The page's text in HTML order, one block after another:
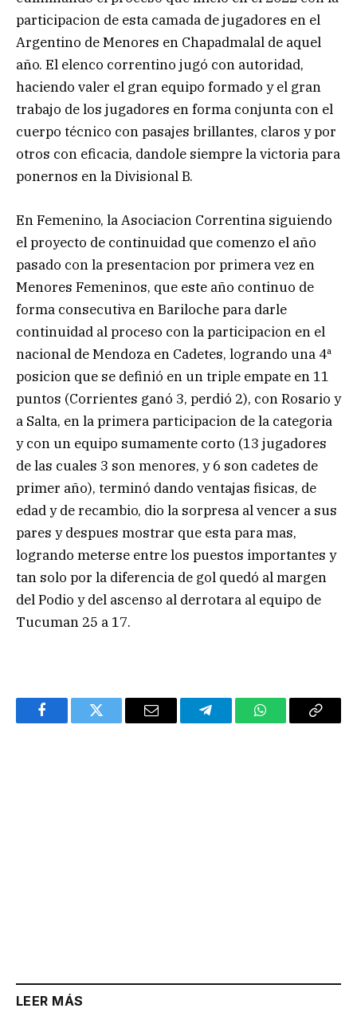
participacion de esta camada de jugadores en el
Argentino de Menores en Chapadmalal de aquel
año. El elenco correntino jugó con autoridad,
haciendo valer el gran equipo formado y el gran
trabajo de los jugadores en forma conjunta con el
cuerpo técnico con pasajes brillantes, claros y por
otros con eficacia, dandole siempre la victoria para
ponernos en la Divisional B.
En Femenino, la Asociacion Correntina siguiendo
el proyecto de continuidad que comenzo el año
pasado con la presentacion por primera vez en
Menores Femeninos, que este año continuo de
forma consecutiva en Bariloche para darle
continuidad al proceso con la participacion en el
nacional de Mendoza en Cadetes, logrando una 4ª
posicion que se definió en un triple empate en 11
puntos (Corrientes ganó 3, perdió 2), con Rosario y
a Salta, en la primera participacion de la categoria
y con un equipo sumamente corto (13 jugadores
de las cuales 3 son menores, y 6 son cadetes de
primer año), terminó dando ventajas fisicas, de
edad y de recambio, dio la sorpresa al vencer a sus
pares y despues mostrar que esta para mas,
logrando meterse entre los puestos importantes y
tan solo por la diferencia de gol quedó al margen
del Podio y del ascenso al derrotara al equipo de
Tucuman 25 a 17.
FacebookTwitter Email TelegramWhatsAppCopy
LEER MÁS